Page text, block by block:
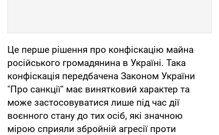
Це перше рішення про конфіскацію майна
російського громадянина в Україні. Така
конфіскація передбачена Законом України
"Про санкції" має винятковий характер та
може застосовуватися лише під час дії
воєнного стану до тих осіб, які значною
мірою сприяли збройній агресії проти